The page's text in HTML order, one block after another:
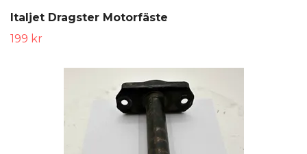
Italjet Dragster Motorfäste
199 kr